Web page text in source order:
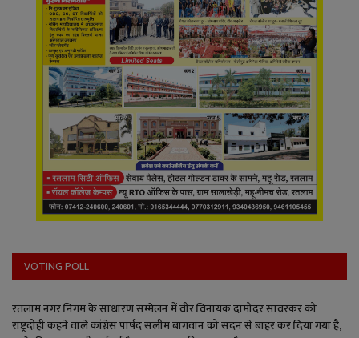
VOTING POLL
रतलाम नगर निगम के साधारण सम्मेलन में वीर विनायक दामोदर सावरकर को
राष्ट्रदोही कहने वाले कांग्रेस पार्षद सलीम बागवान को सदन से बाहर कर दिया गया है,